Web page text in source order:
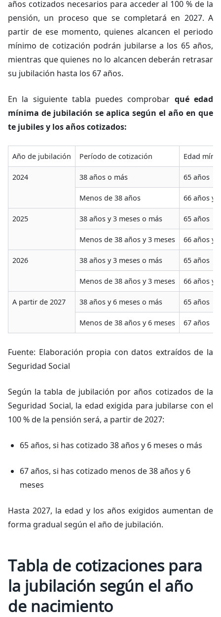
años cotizados necesarios para acceder al 100 % de la
pensión, un proceso que se completará en 2027. A
partir de ese momento, quienes alcancen el periodo
mínimo de cotización podrán jubilarse a los 65 años,
mientras que quienes no lo alcancen deberán retrasar
su jubilación hasta los 67 años.
En la siguiente tabla puedes comprobar qué edad
mínima de jubilación se aplica según el año en que
te jubiles y los años cotizados:
Año de jubilación Período de cotización Edad
2024 38 años o más 65 años
Menos de 38 años 66 años y
2025 38 años y 3 meses o más 65 años
Menos de 38 años y 3 meses 66 años y
2026 38 años y 3 meses o más 65 años
Menos de 38 años y 3 meses 66 años y
A partir de 2027 38 años y 6 meses o más 65 años
Menos de 38 años y 6 meses 67 años
Fuente: Elaboración propia con datos extraídos de la
Seguridad Social
Según la tabla de jubilación por años cotizados de la
Seguridad Social, la edad exigida para jubilarse con el
100 % de la pensión será, a partir de 2027:
65 años, si has cotizado 38 años y 6 meses o más
67 años, si has cotizado menos de 38 años y 6
meses
Hasta 2027, la edad y los años exigidos aumentan de
forma gradual según el año de jubilación.
Tabla de cotizaciones para
la jubilación según el año
de nacimiento